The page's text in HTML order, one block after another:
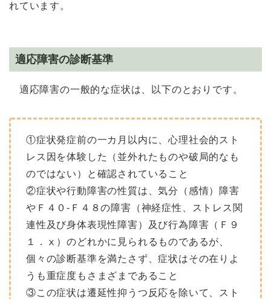
れています。
適応障害の診断基準
適応障害の一般的な症状は、以下のとおりです。
①症状発症前の一カ月以内に、心理社会的スト
レス因を体験した（並外れたものや破局的なも
のではない）と確認されていること
②症状や行動障害の性質は、気分（感情）障害
やＦ４０‐Ｆ４８の障害（神経症性、ストレス関
連性及び身体表現性障害）及び行為障害（Ｆ９
１．ⅹ）のどれかに見られるものであるが、
個々の診断基準を満たさず、症状はその在りよ
うも重症度もさまざまであること
③この症状は遷延性抑うつ反応を除いて、スト